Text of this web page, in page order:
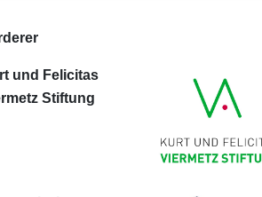
und Felicitas
Stiftung